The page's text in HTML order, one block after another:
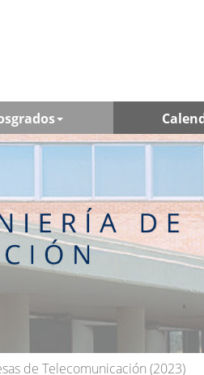
de Telecomunicación (2023)